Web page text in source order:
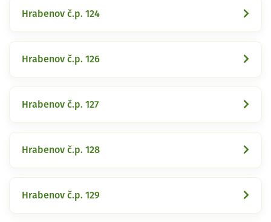
Hrabenov č.p. 124
Hrabenov č.p. 126
Hrabenov č.p. 127
Hrabenov č.p. 128
Hrabenov č.p. 129